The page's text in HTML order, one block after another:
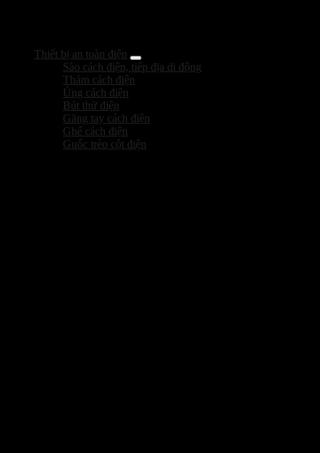
Thiết bị an toàn điện
Sào cách điện, tiếp địa di động
Thảm cách điện
Ủng cách điện
Bút thử điện
Găng tay cách điện
Ghế cách điện
Guốc trèo cột điện